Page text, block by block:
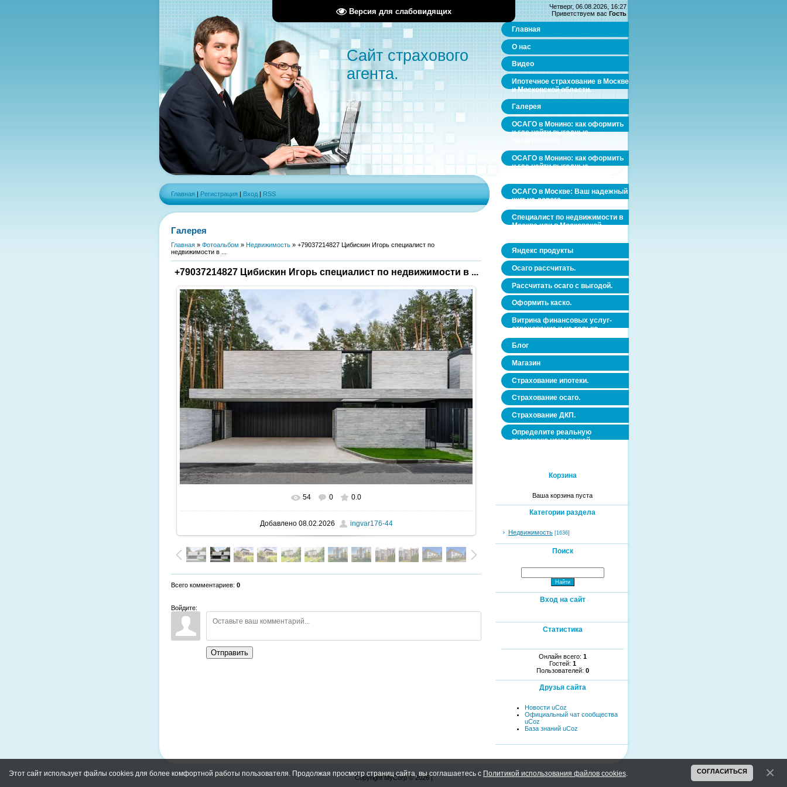
Версия для слабовидящих
Сайт страхового
агента.
Главная | Регистрация | Вход | RSS
Галерея
Главная » Фотоальбом » Недвижимость » +79037214827 Цибискин Игорь специалист по
недвижимости в ...
+79037214827 Цибискин Игорь специалист по недвижимости в ...
В реальном размере 1600x1067
54 0 0.0
Добавлено08.02.2026 ingvar176-44
Всего комментариев: 0
Войдите:
Отправить
Четверг, 06.08.2026, 16:27
Приветствуем вас Гость
Главная
О нас
Видео
Ипотечное страхование в Москве
и Московской области.
Галерея
ОСАГО в Монино: как оформить
и где найти выгодные
ОСАГО в Монино: как оформить
и где найти выгодные
ОСАГО в Москве: Ваш надежный
щит на дороге
Специалист по недвижимости в
Москве или в Московской
Яндекс продукты
Осаго рассчитать.
Рассчитать осаго с выгодой.
Оформить каско.
Витрина финансовых услуг-
страхование и не только.
Блог
Магазин
Страхование ипотеки.
Страхование осаго.
Страхование ДКП.
Определите реальную
рыночную цену вашей
Корзина
Ваша корзина пуста
Категории раздела
Недвижимость [1636]
Поиск
Вход на сайт
Статистика
Онлайн всего: 1
Гостей: 1
Пользователей: 0
Друзья сайта
Новости uCoz
Официальный чат сообщества
uCoz
База знаний uCoz
Copyright MyCorp © 2026|
Этот сайт использует файлы cookies для более комфортной работы пользователя. Продолжая просмотр страниц сайта, вы соглашаетесь с Политикой использования файлов cookies СОГЛАСИТЬСЯ